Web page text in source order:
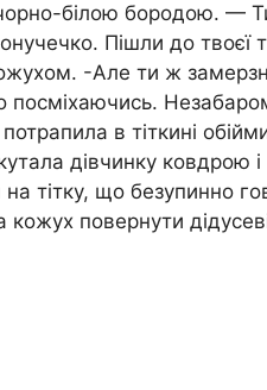
білою бородою. —
Пішли до твоєї
-Але ти ж
посміхаючись.
потрапила в тіткині
дівчинку ковдрою
тітку, що безупинно
кожух повернути